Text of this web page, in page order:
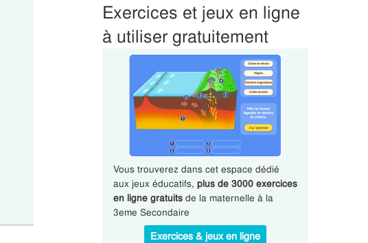
Exercices et jeux en ligne
à utiliser gratuitement
Vous trouverez dans cet espace dédié
aux jeux éducatifs, plus de 3000 exercices
en ligne gratuitsde la maternelle à la
3eme Secondaire
Exercices & jeux en ligne